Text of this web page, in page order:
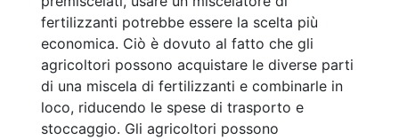
fertilizzanti potrebbe essere la scelta più
economica. Ciò è dovuto al fatto che gli
agricoltori possono acquistare le diverse parti
di una miscela di fertilizzanti e combinarle in
loco, riducendo le spese di trasporto e
stoccaggio. Gli agricoltori possono